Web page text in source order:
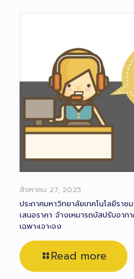
สิงหาคม 27, 2025
ประกาศมหาวิทยาลัยเทคโนโลยีรา
เสนอราคา จ้างเหมารถบัสปรับอา
เฉพาะเจาะจง
Read more